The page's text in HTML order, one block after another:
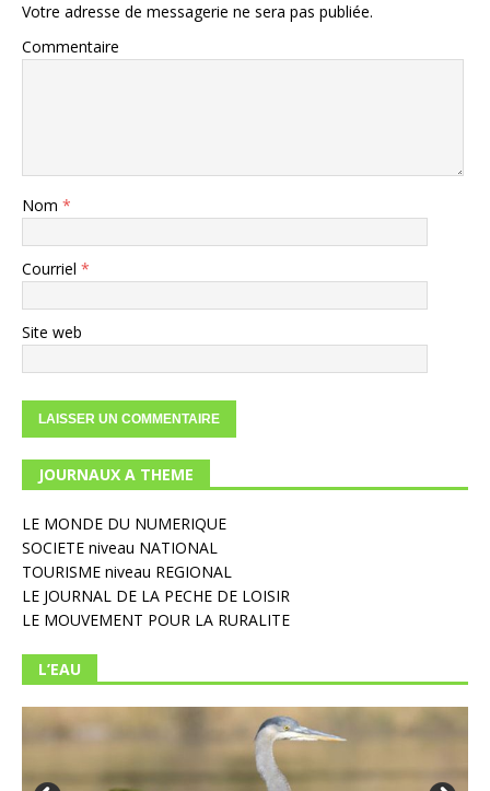
Votre adresse de messagerie ne sera pas publiée.
Commentaire
Nom *
Courriel *
Site web
JOURNAUX A THEME
LE MONDE DU NUMERIQUE
SOCIETE niveau NATIONAL
TOURISME niveau REGIONAL
LE JOURNAL DE LA PECHE DE LOISIR
LE MOUVEMENT POUR LA RURALITE
L’EAU